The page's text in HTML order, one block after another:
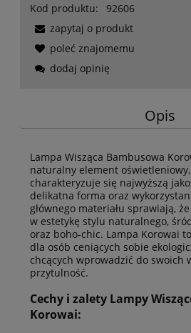
Kod produktu:
92606
zapytaj o produkt
poleć znajomemu
dodaj opinię
Opis
Lampa Wisząca Bambusowa
naturalny element
charakteryzuje się najwyższą
delikatna forma oraz
głównego materiału sprawiają,
w estetykę stylu naturalnego,
oraz boho-chic. Lampa Korowai
dla osób ceniących sobie
chcących wprowadzić do swoich
przytulność.
Cechy i zalety Lampy
Korowai: